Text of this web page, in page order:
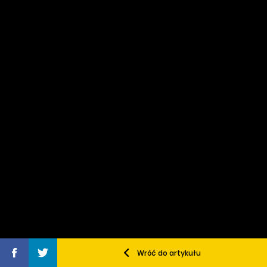
Wróć do artykułu